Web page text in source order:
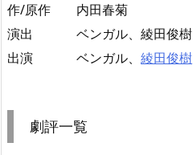
作/原作
内田春菊
演出
ベンガル、綾田俊樹
出演
ベンガル、 綾田俊樹
劇評一覧